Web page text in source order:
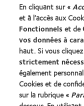
Technologie des
Trouver un
Lentilles de
Nouveau porteur
Porteur de
En cliquant sur «
et à l’accès aux
Fonctionnelset de
vos données à
haut. Si vous
strictement
également
Cookies et de
sur la rubrique «